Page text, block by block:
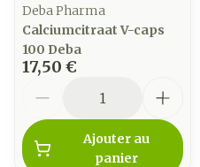
Deba Pharma
Calciumcitraat V-caps
100 Deba
17,50 €
Ajouter au
panier